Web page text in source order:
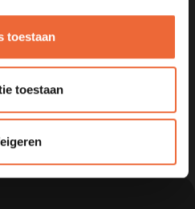
toestaan
toestaan
het privacy statement